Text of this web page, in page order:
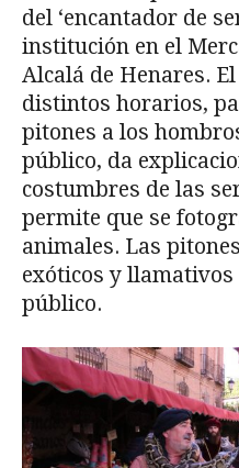
del ‘encantador de
institución en el
Alcalá de Henares.
distintos horarios,
pitones a los
público, da
costumbres de las
permite que se
animales. Las
exóticos y
público.